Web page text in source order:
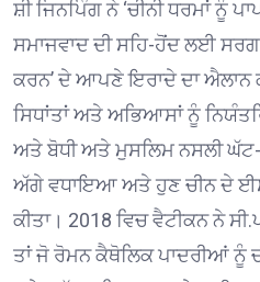
ਸ਼ੀ ਜਿਨਪਿੰਗ ਨੇ ‘ਚੀਨੀ ਧਰਮਾਂ ਨੂੰ
ਸਮਾਜਵਾਦ ਦੀ ਸਹਿ-ਹੋਂਦ ਲਈ
ਕਰਨ’ ਦੇ ਆਪਣੇ ਇਰਾਦੇ ਦਾ ਐਲਾਨ
ਸਿਧਾਂਤਾਂ ਅਤੇ ਅਭਿਆਸਾਂ ਨੂੰ
ਅਤੇ ਬੋਧੀ ਅਤੇ ਮੁਸਲਿਮ ਨਸਲੀ
ਅੱਗੇ ਵਧਾਇਆ ਅਤੇ ਹੁਣ ਚੀਨ ਦੇ
ਕੀਤਾ। 2018 ਵਿਚ ਵੈਟੀਕਨ ਨੇ
ਤਾਂ ਜੋ ਰੋਮਨ ਕੈਥੋਲਿਕ ਪਾਦਰੀਆਂ ਨੂੰ